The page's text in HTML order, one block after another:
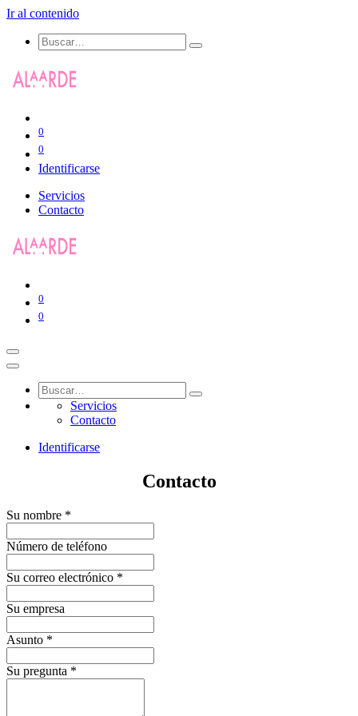
Ir al contenido
0
0
Identificarse
Servicios
Contacto
0
0
Servicios
Contacto
Identificarse
Contacto
Su nombre *
Número de teléfono
Su correo electrónico *
Su empresa
Asunto *
Su pregunta *